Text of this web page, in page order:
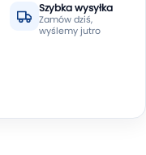
Szybka wysyłka
Zamów dziś,
wyślemy jutro